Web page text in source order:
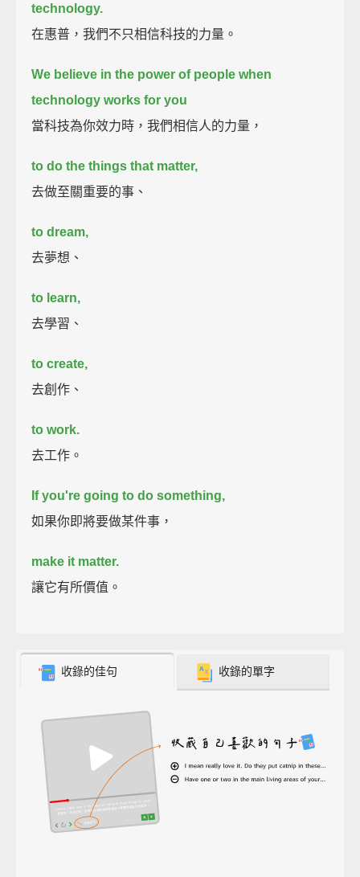
technology.
在惠普，我們不只相信科技的力量。
We believe in the power of people when
technology works for you
當科技為你效力時，我們相信人的力量，
to do the things that matter,
去做至關重要的事、
to dream,
去夢想、
to learn,
去學習、
to create,
去創作、
to work.
去工作。
If you're going to do something,
如果你即將要做某件事，
make it matter.
讓它有所價值。
收錄的佳句 收錄的單字